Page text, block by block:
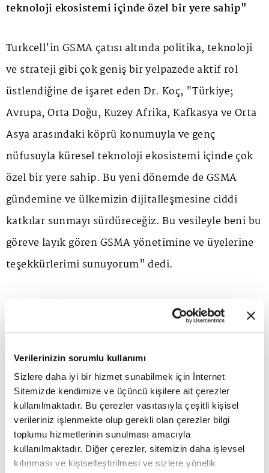
Verilerinizin sorumlu kullanımı
Sizlere daha iyi bir hizmet sunabilmek için İnternet
Sitemizde kendimize ve üçüncü kişilere ait çerezler
kullanılmaktadır. Bu çerezler vasıtasıyla çeşitli kişisel
verileriniz işlenmekte olup gerekli olan çerezler bilgi
toplumu hizmetlerinin sunulması amacıyla
kullanılmaktadır. Diğer çerezler, sitemizin daha işlevsel
kılınması ve kişiselleştirilmesi ve sizlere yönelik
teknoloji ekosistemi içinde özel bir yere sahip"
Turkcell'in GSMA çatısı altında politika, teknoloji
ve strateji gibi çok geniş bir yelpazede aktif rol
üstlendiğine de işaret eden Dr. Koç, "Türkiye;
Avrupa, Orta Doğu, Kuzey Afrika, Kafkasya ve Orta
Asya arasındaki köprü konumuyla ve genç
nüfusuyla küresel teknoloji ekosistemi içinde çok
özel bir yere sahip. Bu yeni dönemde de GSMA
gündemine ve ülkemizin dijitalleşmesine ciddi
katkılar sunmayı sürdüreceğiz. Bu vesileyle beni bu
göreve layık gören GSMA yönetimine ve üyelerine
teşekkürlerimi sunuyorum" dedi.
Hindistan'da düzenlenecek olan Teknoloji Grubu
Dr. Ali Taha Koç, yeni görevi kapsamında 5 Ekim
2026'da Hindistan'ın Yeni Delhi kentinde
düzenlenecek GSMA Teknoloji Grubu toplantılarına
da başkanlık edecek. Toplantıda mobil iletişim
sektörünün teknoloji yol haritası, güvenli ve